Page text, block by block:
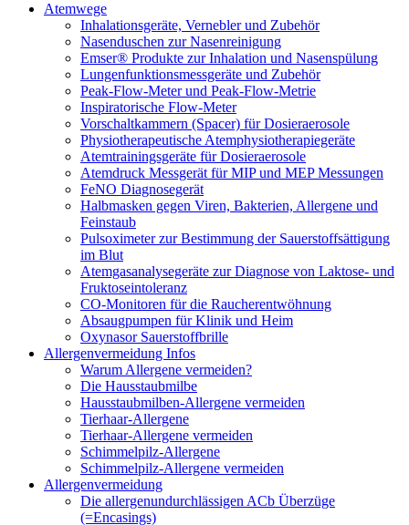
Atemwege
Inhalationsgeräte, Vernebler und Zubehör
Nasenduschen zur Nasenreinigung
Emser® Produkte zur Inhalation und Nasenspülung
Lungenfunktionsmessgeräte und Zubehör
Peak-Flow-Meter und Peak-Flow-Metrie
Inspiratorische Flow-Meter
Vorschaltkammern (Spacer) für Dosieraerosole
Physiotherapeutische Atemphysiotherapiegeräte
Atemtrainingsgeräte für Dosieraerosole
Atemdruck Messgerät für MIP und MEP Messungen
FeNO Diagnosegerät
Halbmasken gegen Viren, Bakterien, Allergene und
Feinstaub
Pulsoximeter zur Bestimmung der Sauerstoffsättigung
im Blut
Atemgasanalysegeräte zur Diagnose von Laktose- und
Fruktoseintoleranz
CO-Monitoren für die Raucherentwöhnung
Absaugpumpen für Klinik und Heim
Oxynasor Sauerstoffbrille
Allergenvermeidung Infos
Warum Allergene vermeiden?
Die Hausstaubmilbe
Hausstaubmilben-Allergene vermeiden
Tierhaar-Allergene
Tierhaar-Allergene vermeiden
Schimmelpilz-Allergene
Schimmelpilz-Allergene vermeiden
Allergenvermeidung
Die allergenundurchlässigen ACb Überzüge
(=Encasings)